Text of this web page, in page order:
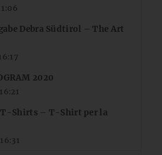
Debra Südtirol – The Art
2020
Shirts – T-Shirt per la